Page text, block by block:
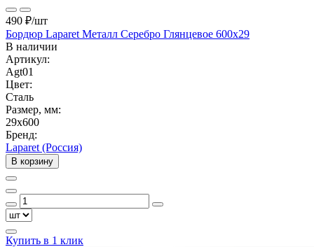
490 ₽/шт
Бордюр Laparet Металл Серебро Глянцевое 600x29
В наличии
Артикул:
Agt01
Цвет:
Сталь
Размер, мм:
29x600
Бренд:
Laparet (Россия)
В корзину
Купить в 1 клик